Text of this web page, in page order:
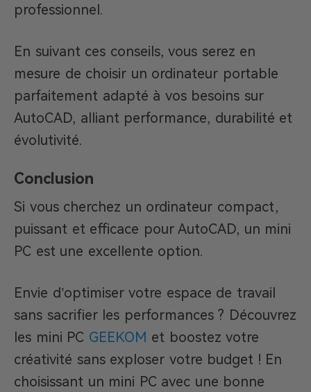
professionnel.
En suivant ces conseils, vous serez en
mesure de choisir un ordinateur portable
parfaitement adapté à vos besoins sur
AutoCAD, alliant performance, durabilité et
évolutivité.
Conclusion
Si vous cherchez un ordinateur compact,
puissant et efficace pour AutoCAD, un mini
PC est une excellente option.
Envie d’optimiser votre espace de travail
sans sacrifier les performances ? Découvrez
les mini PC GEEKOM et boostez votre
créativité sans exploser votre budget ! En
choisissant un mini PC avec une bonne